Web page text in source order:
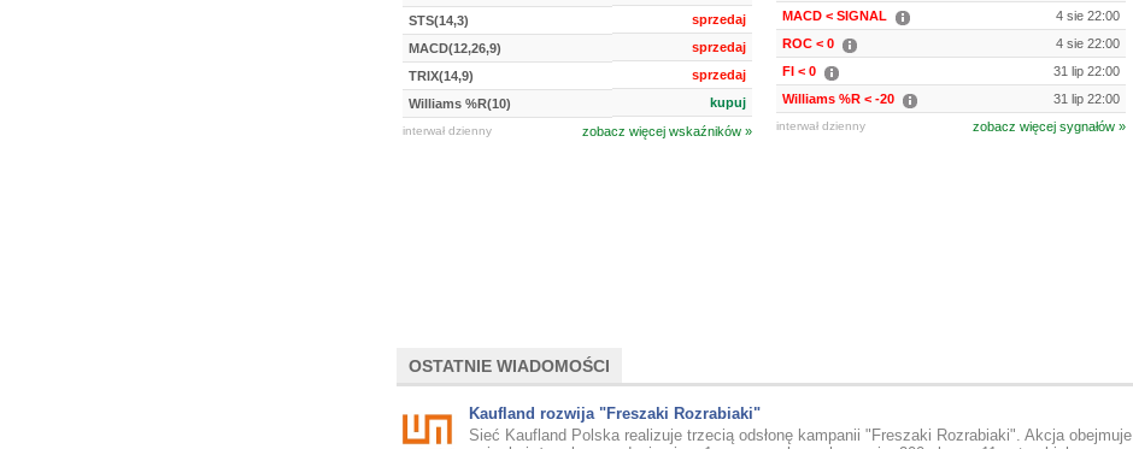
STS(14,3)
sprzedaj
MACD(12,26,9)
sprzedaj
TRIX(14,9)
sprzedaj
Williams %R(10)
kupuj
interwał dzienny zobacz więcej wskaźników »
MACD < SIGNAL
4 sie 22:00
ROC < 0
4 sie 22:00
FI < 0
31 lip 22:00
Williams %R < -20
31 lip 22:00
interwał dzienny zobacz więcej sygnałów »
OSTATNIE WIADOMOŚCI
Kaufland rozwija "Freszaki Rozrabiaki"
Sieć Kaufland Polska realizuje trzecią odsłonę kampanii "Freszaki Rozrabiaki". Akcja obejmuje